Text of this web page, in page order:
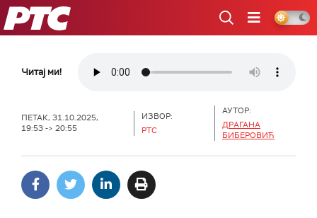
РТС
Читај ми!
ПЕТАК, 31.10.2025,
19:53 -> 20:55
ИЗВОР:
РТС
АУТОР:
ДРАГАНА
БИБЕРОВИЋ